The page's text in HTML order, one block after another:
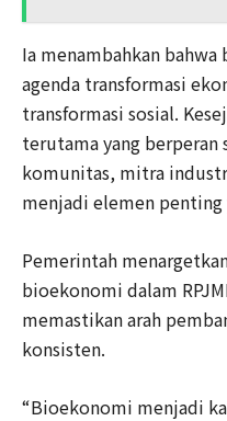
Ia menambahkan
agenda transformasi
transformasi sosial.
terutama yang berperan
komunitas, mitra
menjadi elemen
Pemerintah
bioekonomi dalam
memastikan arah
konsisten.
“Bioekonomi menjadi